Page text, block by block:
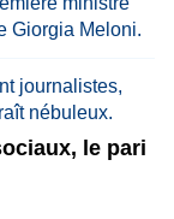
le pari